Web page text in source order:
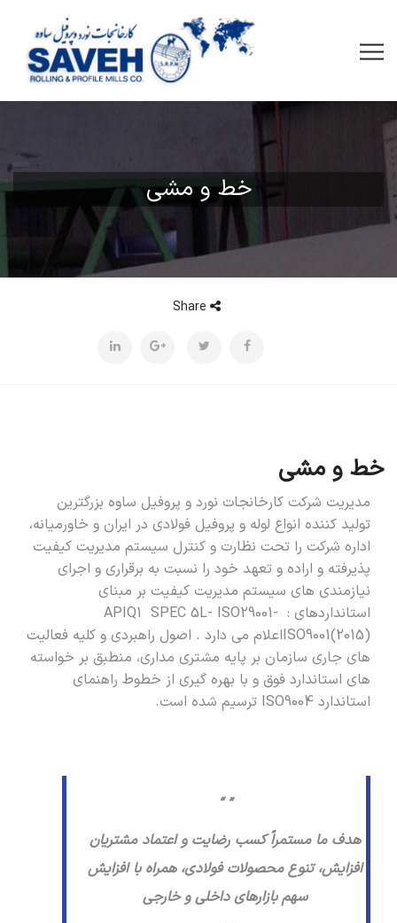
خط و مشی
خط و مشی
مدیریت شرکت کارخانجات نورد و پروفیل ساوه بزرگترین
تولید کننده انواع لوله و پروفیل فولادی در ایران و خاورمیانه،
اداره شرکت را تحت نظارت و کنترل سیستم مدیریت کیفیت
پذیرفته و اراده و تعهد خود را نسبت به برقراری و اجرای
نیازمندی های سیستم مدیریت کیفیت بر مبنای
استانداردهای : APIQ1 SPEC 5L- ISO29001-
ISO9001(2015)اعلام می دارد . اصول راهبردی و کلیه فعالیت
های جاری سازمان بر پایه مشتری مداری، منطبق بر خواسته
های استاندارد فوق و با بهره گیری از خطوط راهنمای
استاندارد ISO9004 ترسیم شده است.
” “
هدف ما مستمراً کسب رضایت و اعتماد مشتریان
افزایش، تنوع محصولات فولادی، همراه با افزایش
سهم بازارهای داخلی و خارجی